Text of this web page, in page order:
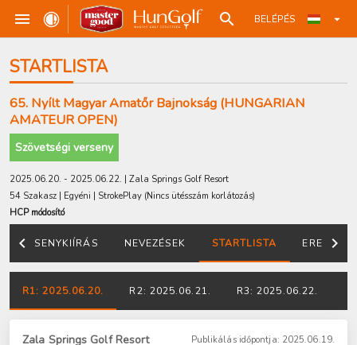
BELÉPÉS
STARTLISTA
65. Nyílt Magyar Amatőr Bajnokság (HUNGARIAN
AMATEUR OPEN)
Szövetségi verseny
2025.06.20. - 2025.06.22. | Zala Springs Golf Resort
54 Szakasz | Egyéni | StrokePlay (Nincs ütésszám korlátozás)
HCP módosító
VERSENYKIÍRÁS NEVEZÉSEK STARTLISTA
R1: 2025.06.20. R2: 2025.06.21. R3: 2025.06.22.
Zala Springs Golf Resort
Publikálás időpontja: 2025.06.19.